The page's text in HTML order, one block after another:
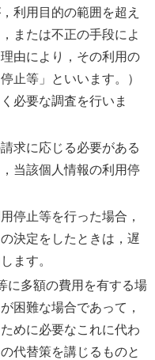
利用目的の範囲を超え
または不正の手段によ
由により，その利用の
止等」といいます。）
必要な調査を行いま
求に応じる必要がある
当該個人情報の利用停
停止等を行った場合，
決定をしたときは，遅
ます。
に多額の費用を有する場
困難な場合であって，
めに必要なこれに代わ
代替策を講じるものと